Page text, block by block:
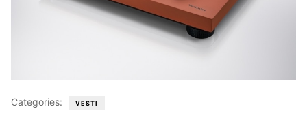
Categories: VESTI